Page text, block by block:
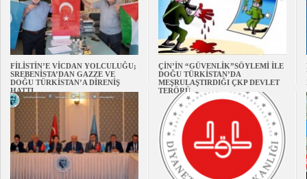
FİLİSTİN’E VİCDAN YOLCULUĞU;
SREBENİSTA’DAN GAZZE VE
DOĞU TÜRKİSTAN’A DİRENİŞ
HATTI
ÇİN’İN “GÜVENLİK”SÖYLEMİ İLE
DOĞU TÜRKİSTAN’DA
MEŞRULAŞTIRDIĞI ÇKP DEVLET
TERÖRÜ